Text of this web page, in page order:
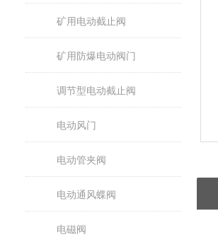
矿用电动截止阀
矿用防爆电动阀门
调节型电动截止阀
电动风门
电动管夹阀
电动通风蝶阀
电磁阀